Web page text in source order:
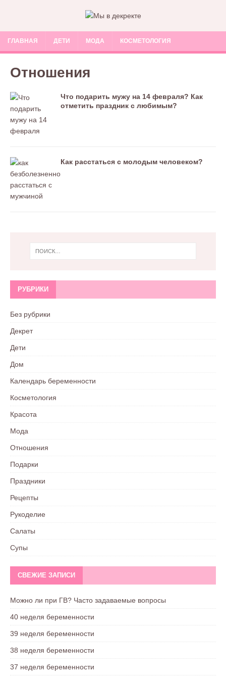
ГЛАВНАЯ ДЕТИ МОДА КОСМЕТОЛОГИЯ
Отношения
Что подарить мужу на 14 февраля? Как
отметить праздник с любимым?
Как расстаться с молодым человеком?
РУБРИКИ
Без рубрики
Декрет
Дети
Дом
Календарь беременности
Косметология
Красота
Мода
Отношения
Подарки
Праздники
Рецепты
Рукоделие
Салаты
Супы
СВЕЖИЕ ЗАПИСИ
Можно ли при ГВ? Часто задаваемые вопросы
40 неделя беременности
39 неделя беременности
38 неделя беременности
37 неделя беременности